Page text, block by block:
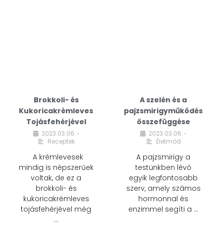
Brokkoli- és
Kukoricakrémleves
Tojásfehérjével
2023.03.06. •
Receptek
A krémlevesek
mindig is népszerűek
voltak, de ez a
brokkoli- és
kukoricakrémleves
tojásfehérjével még
…
A szelén és a
pajzsmirigyműködés
összefüggése
2023.03.06. •
Életmód
A pajzsmirigy a
testünkben lévő
egyik legfontosabb
szerv, amely számos
hormonnal és
enzimmel segíti a …